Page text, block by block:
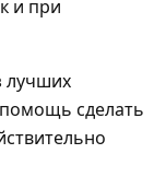
и при
лучших
сделать